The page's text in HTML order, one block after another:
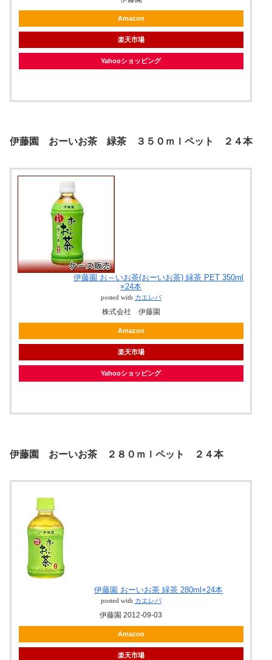
Amazon
楽天市場
Yahooショッピング
伊藤園 おーいお茶 緑茶 ３５０ｍｌペット ２４本
伊藤園 お～いお茶(おーいお茶) 緑茶 PET 350ml
×24本
posted with カエレバ
株式会社 伊藤園
Amazon
楽天市場
Yahooショッピング
伊藤園 おーいお茶 ２８０ｍｌペット ２４本
伊藤園 おーいお茶 緑茶 280ml×24本
posted with カエレバ
伊藤園 2012-09-03
Amazon
楽天市場